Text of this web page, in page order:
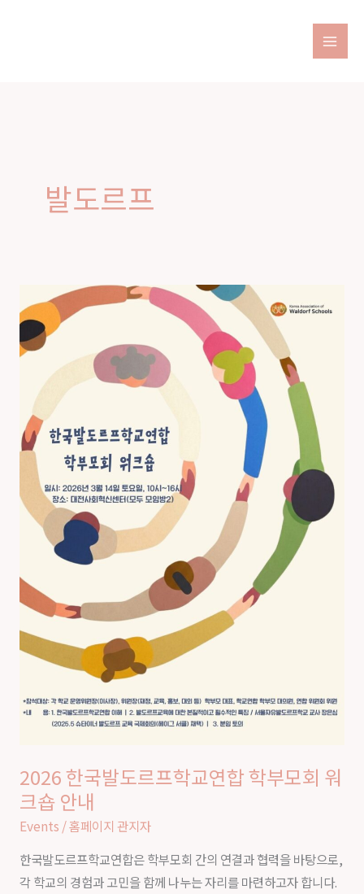
발도르프
2026 한국발도르프학교연합 학부모회 워
크숍 안내
Events /홈페이지 관지자
한국발도르프학교연합은 학부모회 간의 연결과 협력을 바탕으로,
각 학교의 경험과 고민을 함께 나누는 자리를 마련하고자 합니다.
한
국
발
프
학
연
모
회
워
크
안